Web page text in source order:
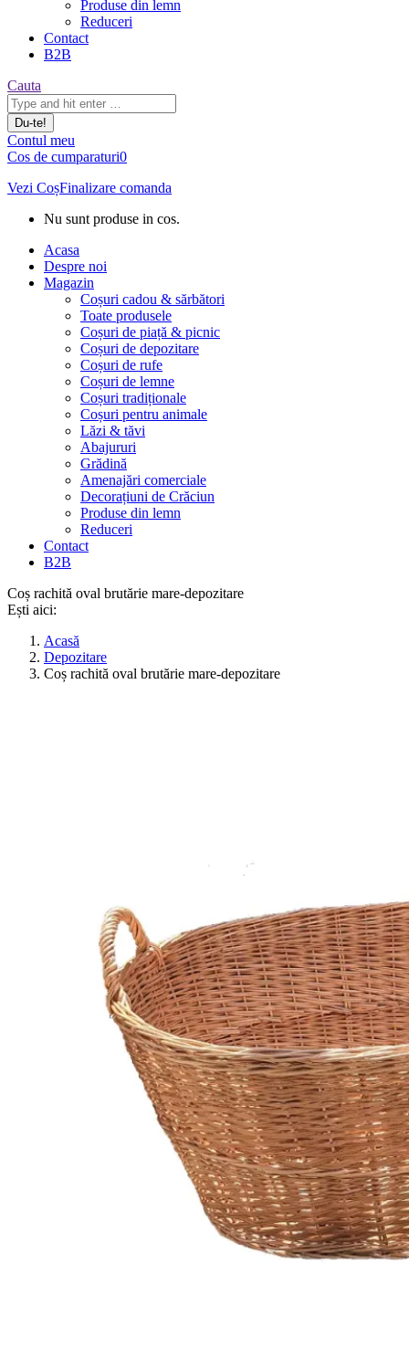
Produse din lemn
Reduceri
Contact
B2B
Căutare:
Cauta
Contul meu
Cos de cumparaturi0
Vezi CoșFinalizare comanda
Nu sunt produse in cos.
Acasa
Despre noi
Magazin
Coșuri cadou & sărbători
Toate produsele
Coșuri de piață & picnic
Coșuri de depozitare
Coșuri de rufe
Coșuri de lemne
Coșuri tradiționale
Coșuri pentru animale
Lăzi & tăvi
Abajururi
Grădină
Amenajări comerciale
Decorațiuni de Crăciun
Produse din lemn
Reduceri
Contact
B2B
Coș rachită oval brutărie mare-depozitare
Ești aici:
Acasă
Depozitare
Coș rachită oval brutărie mare-depozitare